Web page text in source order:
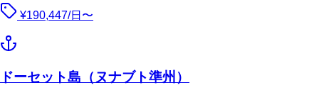
¥190,447/日〜
ドーセット島（ヌナブト準州）